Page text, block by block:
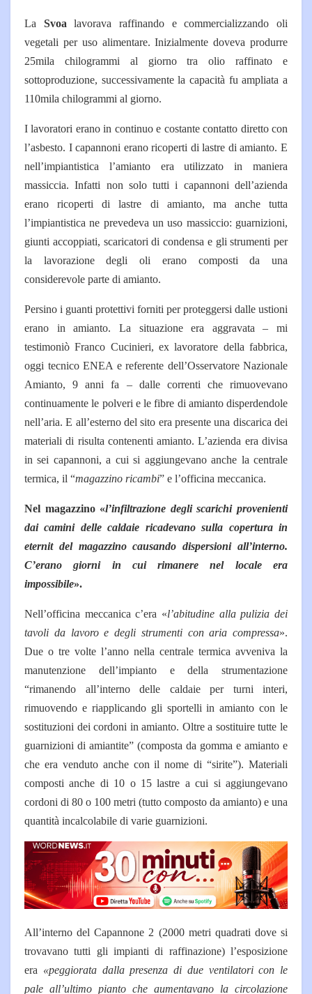
La Svoa lavorava raffinando e commercializzando oli
vegetali per uso alimentare. Inizialmente doveva produrre
25mila chilogrammi al giorno tra olio raffinato e
sottoproduzione, successivamente la capacità fu ampliata a
110mila chilogrammi al giorno.
I lavoratori erano in continuo e costante contatto diretto con
l’asbesto. I capannoni erano ricoperti di lastre di amianto. E
nell’impiantistica l’amianto era utilizzato in maniera
massiccia. Infatti non solo tutti i capannoni dell’azienda
erano ricoperti di lastre di amianto, ma anche tutta
l’impiantistica ne prevedeva un uso massiccio: guarnizioni,
giunti accoppiati, scaricatori di condensa e gli strumenti per
la lavorazione degli oli erano composti da una
considerevole parte di amianto.
Persino i guanti protettivi forniti per proteggersi dalle ustioni
erano in amianto. La situazione era aggravata – mi
testimoniò Franco Cucinieri, ex lavoratore della fabbrica,
oggi tecnico ENEA e referente dell’Osservatore Nazionale
Amianto, 9 anni fa – dalle correnti che rimuovevano
continuamente le polveri e le fibre di amianto disperdendole
nell’aria. E all’esterno del sito era presente una discarica dei
materiali di risulta contenenti amianto. L’azienda era divisa
in sei capannoni, a cui si aggiungevano anche la centrale
termica, il “magazzino ricambi” e l’officina meccanica.
Nel magazzino «l’infiltrazione degli scarichi provenienti
dai camini delle caldaie ricadevano sulla copertura in
eternit del magazzino causando dispersioni all’interno.
C’erano giorni in cui rimanere nel locale era
impossibile».
Nell’officina meccanica c’era «l’abitudine alla pulizia dei
tavoli da lavoro e degli strumenti con aria compressa».
Due o tre volte l’anno nella centrale termica avveniva la
manutenzione dell’impianto e della strumentazione
“rimanendo all’interno delle caldaie per turni interi,
rimuovendo e riapplicando gli sportelli in amianto con le
sostituzioni dei cordoni in amianto. Oltre a sostituire tutte le
guarnizioni di amiantite” (composta da gomma e amianto e
che era venduto anche con il nome di “sirite”). Materiali
composti anche di 10 o 15 lastre a cui si aggiungevano
cordoni di 80 o 100 metri (tutto composto da amianto) e una
quantità incalcolabile di varie guarnizioni.
All’interno del Capannone 2 (2000 metri quadrati dove si
trovavano tutti gli impianti di raffinazione) l’esposizione
era «peggiorata dalla presenza di due ventilatori con le
pale all’ultimo pianto che aumentavano la circolazione